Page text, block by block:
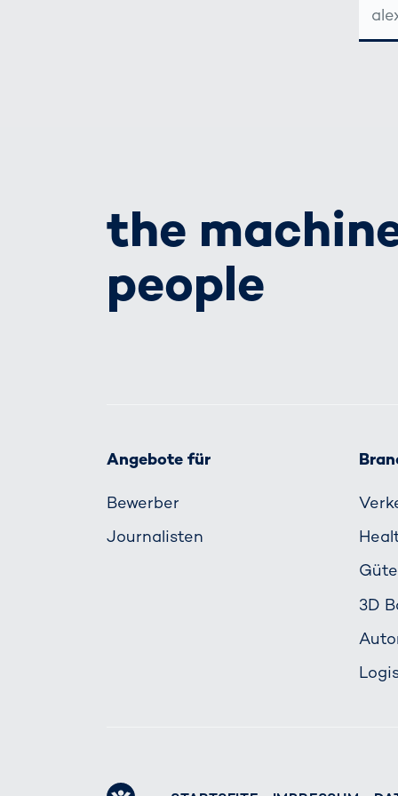
MAIL-
the
people
Angebote für
Bewerber
Journalisten
3D